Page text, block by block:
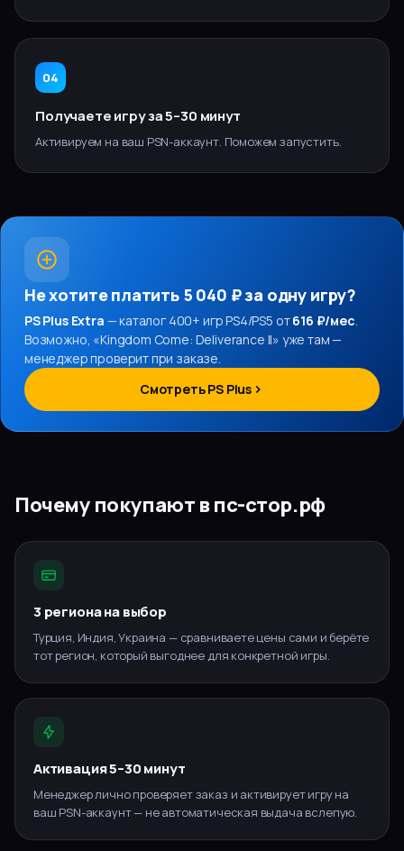
04
Получаете игру за 5–30 минут
Активируем на ваш PSN-аккаунт. Поможем запустить.
Не хотите платить 5 040 ₽за одну игру?
PS Plus Extra — каталог 400+ игр PS4/PS5 от616 ₽/мес.
Возможно, «Kingdom Come: Deliverance II» уже там —
менеджер проверит при заказе.
Смотреть PS Plus
Почему покупают в пс-стор.рф
3 региона на выбор
Турция, Индия, Украина — сравниваете цены сами и берёте
тот регион, который выгоднее для конкретной игры.
Активация 5–30 минут
Менеджер лично проверяет заказ и активирует игру на
ваш PSN-аккаунт — не автоматическая выдача вслепую.